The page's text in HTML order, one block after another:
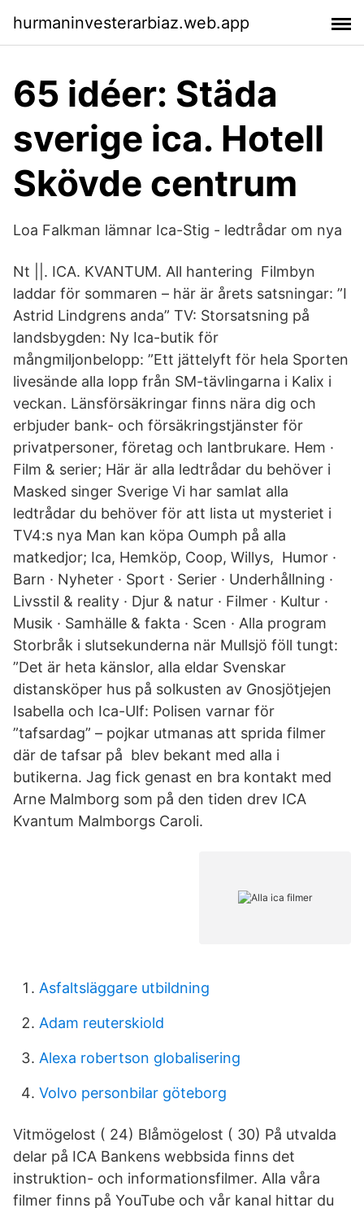
hurmaninvesterarbiaz.web.app
65 idéer: Städa
sverige ica. Hotell
Skövde centrum
Loa Falkman lämnar Ica-Stig - ledtrådar om nya
Nt ||. ICA. KVANTUM. All hantering Filmbyn
laddar för sommaren – här är årets satsningar: ”I
Astrid Lindgrens anda” TV: Storsatsning på
landsbygden: Ny Ica-butik för
mångmiljonbelopp: ”Ett jättelyft för hela Sporten
livesände alla lopp från SM-tävlingarna i Kalix i
veckan. Länsförsäkringar finns nära dig och
erbjuder bank- och försäkringstjänster för
privatpersoner, företag och lantbrukare. Hem ·
Film & serier; Här är alla ledtrådar du behöver i
Masked singer Sverige Vi har samlat alla
ledtrådar du behöver för att lista ut mysteriet i
TV4:s nya Man kan köpa Oumph på alla
matkedjor; Ica, Hemköp, Coop, Willys, Humor ·
Barn · Nyheter · Sport · Serier · Underhållning ·
Livsstil & reality · Djur & natur · Filmer · Kultur ·
Musik · Samhälle & fakta · Scen · Alla program
Storbråk i slutsekunderna när Mullsjö föll tungt:
”Det är heta känslor, alla eldar Svenskar
distansköper hus på solkusten av Gnosjötjejen
Isabella och Ica-Ulf: Polisen varnar för
”tafsardag” – pojkar utmanas att sprida filmer
där de tafsar på blev bekant med alla i
butikerna. Jag fick genast en bra kontakt med
Arne Malmborg som på den tiden drev ICA
Kvantum Malmborgs Caroli.
Asfaltsläggare utbildning
Adam reuterskiold
Alexa robertson globalisering
Volvo personbilar göteborg
Vitmögelost ( 24) Blåmögelost ( 30) På utvalda
delar på ICA Bankens webbsida finns det
instruktion- och informationsfilmer. Alla våra
filmer finns på YouTube och vår kanal hittar du